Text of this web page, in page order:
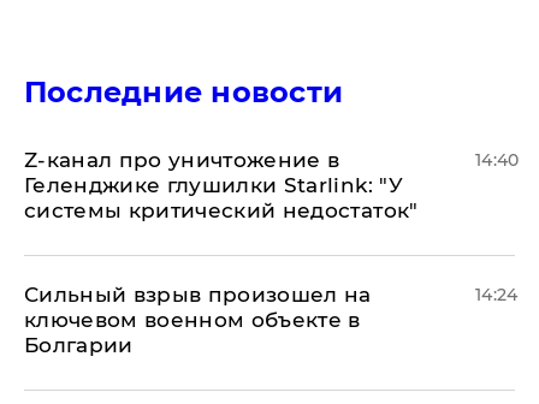
Последние новости
Z-канал про уничтожение в
Геленджике глушилки Starlink: "У
системы критический недостаток"
14:40
Сильный взрыв произошел на
ключевом военном объекте в
Болгарии
14:24